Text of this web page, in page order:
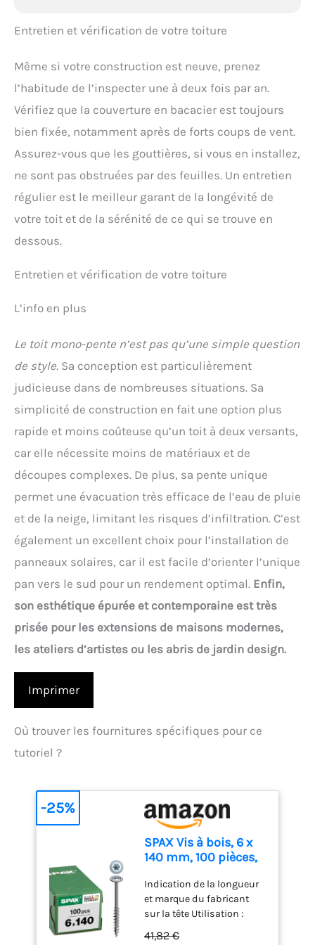
Entretien et vérification de votre toiture
Même si votre construction est neuve, prenez
l’habitude de l’inspecter une à deux fois par an.
Vérifiez que la couverture en bacacier est toujours
bien fixée, notamment après de forts coups de vent.
Assurez-vous que les gouttières, si vous en installez,
ne sont pas obstruées par des feuilles. Un entretien
régulier est le meilleur garant de la longévité de
votre toit et de la sérénité de ce qui se trouve en
dessous.
Entretien et vérification de votre toiture
L’info en plus
Le toit mono-pente n’est pas qu’une simple question
de style. Sa conception est particulièrement
judicieuse dans de nombreuses situations. Sa
simplicité de construction en fait une option plus
rapide et moins coûteuse qu’un toit à deux versants,
car elle nécessite moins de matériaux et de
découpes complexes. De plus, sa pente unique
permet une évacuation très efficace de l’eau de pluie
et de la neige, limitant les risques d’infiltration. C’est
également un excellent choix pour l’installation de
panneaux solaires, car il est facile d’orienter l’unique
pan vers le sud pour un rendement optimal. Enfin,
son esthétique épurée et contemporaine est très
prisée pour les extensions de maisons modernes,
les ateliers d’artistes ou les abris de jardin design.
Imprimer
Où trouver les fournitures spécifiques pour ce
tutoriel ?
SPAX Vis à bois, 6 x
140 mm, 100 pièces,
disque, T-STAR plus
T30, 4CUT, WIROX -
0251010601405
Indication de la longueur
et marque du fabricant
sur la tête Utilisation :
41,82 €
-25%